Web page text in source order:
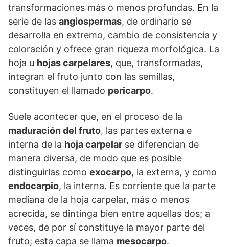
transformaciones más o menos profundas. En la
serie de las angiospermas, de ordinario se
desarrolla en extremo, cambio de consistencia y
coloración y ofrece gran riqueza morfológica. La
hoja u hojas carpelares, que, transformadas,
integran el fruto junto con las semillas,
constituyen el llamado pericarpo.
Suele acontecer que, en el proceso de la
maduración del fruto, las partes externa e
interna de la hoja carpelar se diferencian de
manera diversa, de modo que es posible
distinguirlas como exocarpo, la externa, y como
endocarpio, la interna. Es corriente que la parte
mediana de la hoja carpelar, más o menos
acrecida, se dintinga bien entre aquellas dos; a
veces, de por sí constituye la mayor parte del
fruto; esta capa se llama mesocarpo.